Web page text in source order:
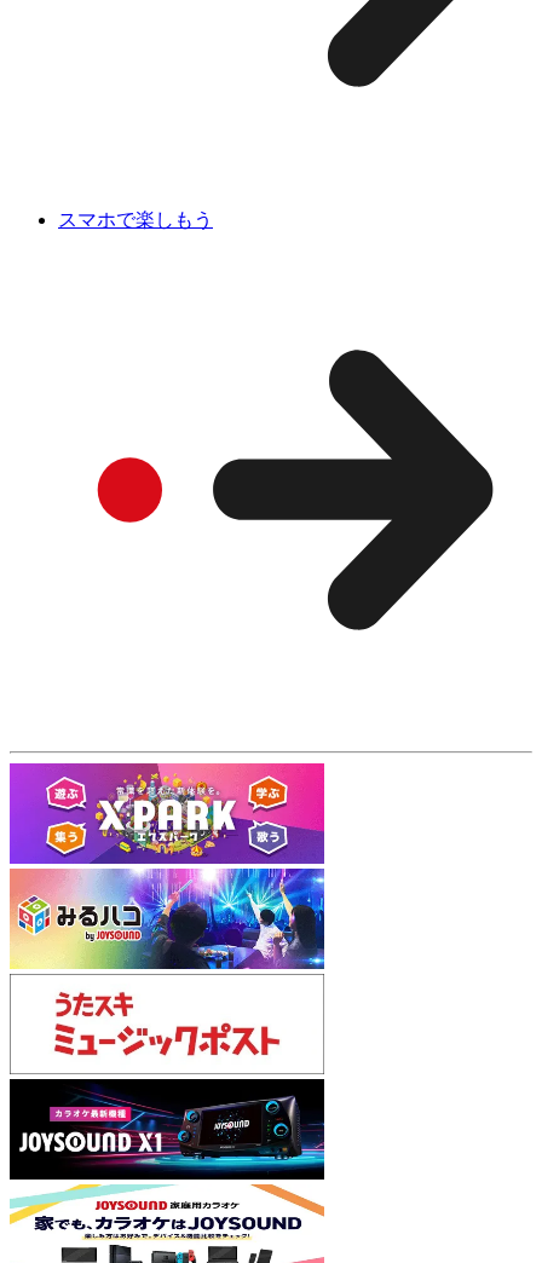
スマホで楽しもう